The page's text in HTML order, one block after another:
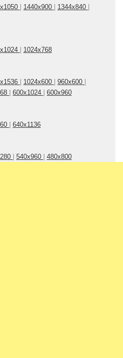
| 1440x900 | 1344x840 |
| 1024x768
| 1024x600 | 960x600 |
| 600x1024 | 600x960
| 640x1136
| 540x960 | 480x800